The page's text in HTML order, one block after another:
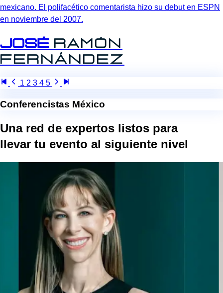
mexicano. El polifacético comentarista hizo su debut en ESPN
en noviembre del 2007.
José Ramón
Fernández
1 2 3 4 5
Conferencistas México
Una red de expertos listos para
llevar tu evento al siguiente nivel